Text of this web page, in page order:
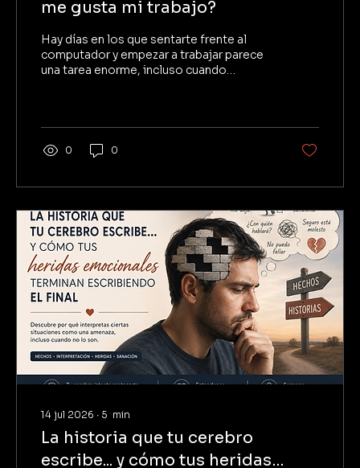
me gusta mi trabajo?
Hay días en los que sentarte frente al
computador y empezar a trabajar parece
una tarea enorme, incluso cuando
cuando trabajamos por cuenta propia y
cómo la incertidumbre de los resultados
puede afectar nuestra motivación.
para recuperar el foco y volver a empezar.
0 0
14 jul 2026 ∙ 5 min
La historia que tu cerebro
escribe... y cómo tus heridas